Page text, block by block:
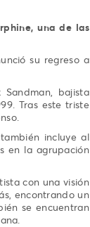
una de las
su regreso a
bajista
Tras este triste
incluye al
en la agrupación
con una visión
encontrando un
se encuentran